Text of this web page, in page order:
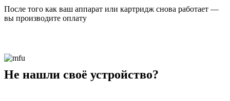
После того как ваш аппарат или картридж снова работает —
вы производите оплату
Не нашли своё устройство?